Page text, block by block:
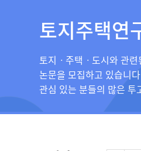
토지주택연
토지ㆍ주택ㆍ도시와 관
논문을 모집하고 있습니다
관심 있는 분들의 많은 투